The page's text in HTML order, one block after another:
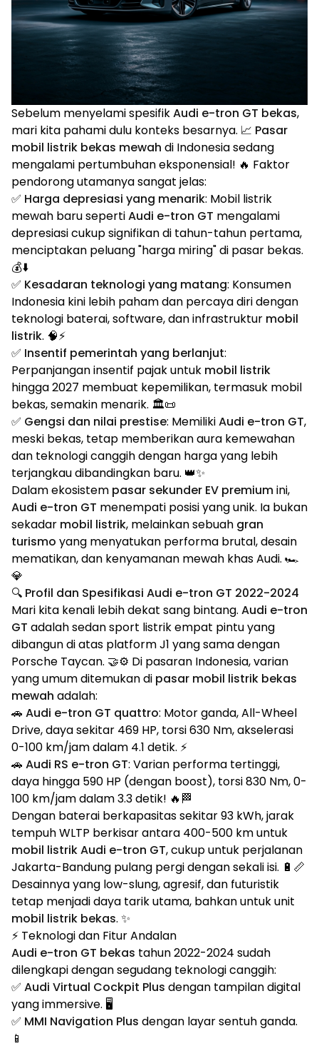
Sebelum menyelami spesifikAudi e-tron GT bekas,
mari kita pahami dulu konteks besarnya. 📈 Pasar
mobil listrik bekas mewah di Indonesia sedang
mengalami pertumbuhan eksponensial! 🔥 Faktor
pendorong utamanya sangat jelas:
✅ Harga depresiasi yang menarik: Mobil listrik
mewah baru sepertiAudi e-tron GT mengalami
depresiasi cukup signifikan di tahun-tahun pertama,
menciptakan peluang "harga miring" di pasar bekas.
💰⬇️
✅ Kesadaran teknologi yang matang: Konsumen
Indonesia kini lebih paham dan percaya diri dengan
teknologi baterai, software, dan infrastruktur mobil
listrik. 🧠⚡
✅ Insentif pemerintah yang berlanjut:
Perpanjangan insentif pajak untuk mobil listrik
hingga 2027 membuat kepemilikan, termasuk mobil
bekas, semakin menarik. 🏛️📜
✅ Gengsi dan nilai prestise: MemilikiAudi e-tron GT,
meski bekas, tetap memberikan aura kemewahan
dan teknologi canggih dengan harga yang lebih
terjangkau dibandingkan baru. 👑✨
Dalam ekosistem pasar sekunder EV premiumini,
Audi e-tron GT menempati posisi yang unik. Ia bukan
sekadar mobil listrik, melainkan sebuah gran
turismo yang menyatukan performa brutal, desain
mematikan, dan kenyamanan mewah khas Audi. 🏎️
💎
🔍 Profil dan Spesifikasi Audi e-tron GT 2022-2024
Mari kita kenali lebih dekat sang bintang. Audi e-tron
GT adalah sedan sport listrik empat pintu yang
dibangun di atas platform J1 yang sama dengan
Porsche Taycan. 🤝⚙️ Di pasaran Indonesia, varian
yang umum ditemukan di pasar mobil listrik bekas
mewah adalah:
🚗 Audi e-tron GT quattro: Motor ganda, All-Wheel
Drive, daya sekitar 469 HP, torsi 630 Nm, akselerasi
0-100 km/jam dalam 4.1 detik. ⚡
🚗 Audi RS e-tron GT: Varian performa tertinggi,
daya hingga 590 HP (dengan boost), torsi 830 Nm, 0-
100 km/jam dalam 3.3 detik! 🔥🏁
Dengan baterai berkapasitas sekitar 93 kWh, jarak
tempuh WLTP berkisar antara 400-500 km untuk
mobil listrik Audi e-tron GT, cukup untuk perjalanan
Jakarta-Bandung pulang pergi dengan sekali isi. 🔋📏
Desainnya yang low-slung, agresif, dan futuristik
tetap menjadi daya tarik utama, bahkan untuk unit
mobil listrik bekas. ✨
⚡ Teknologi dan Fitur Andalan
Audi e-tron GT bekas tahun 2022-2024 sudah
dilengkapi dengan segudang teknologi canggih:
✅ Audi Virtual Cockpit Plus dengan tampilan digital
yang immersive. 🖥️
✅ MMI Navigation Plus dengan layar sentuh ganda.
📱